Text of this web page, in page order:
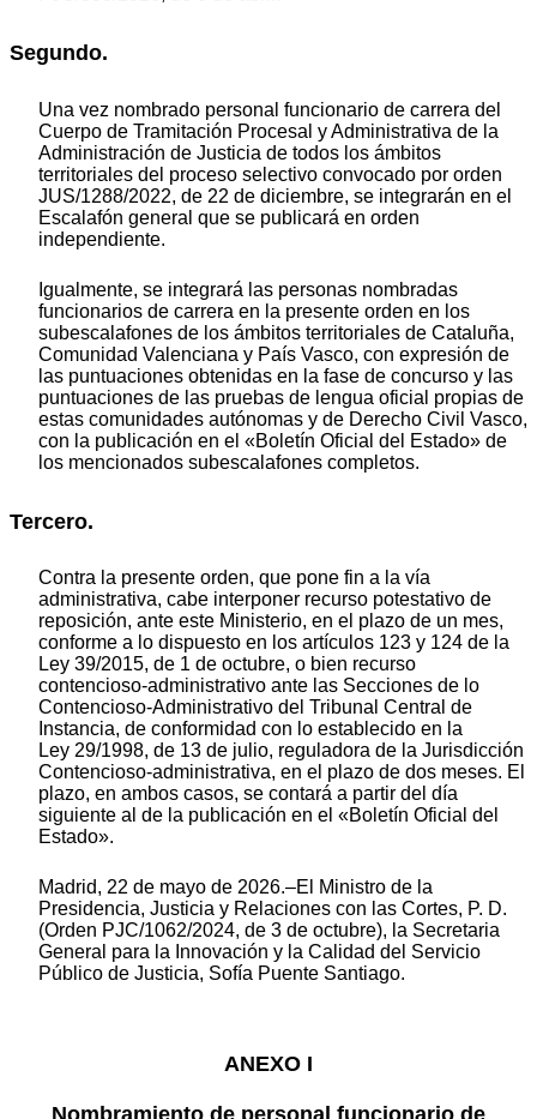
Segundo.
Una vez nombrado personal funcionario de carrera del
Cuerpo de Tramitación Procesal y Administrativa de la
Administración de Justicia de todos los ámbitos
territoriales del proceso selectivo convocado por orden
JUS/1288/2022, de 22 de diciembre, se integrarán en el
Escalafón general que se publicará en orden
independiente.
Igualmente, se integrará las personas nombradas
funcionarios de carrera en la presente orden en los
subescalafones de los ámbitos territoriales de Cataluña,
Comunidad Valenciana y País Vasco, con expresión de
las puntuaciones obtenidas en la fase de concurso y las
puntuaciones de las pruebas de lengua oficial propias de
estas comunidades autónomas y de Derecho Civil Vasco,
con la publicación en el «Boletín Oficial del Estado» de
los mencionados subescalafones completos.
Tercero.
Contra la presente orden, que pone fin a la vía
administrativa, cabe interponer recurso potestativo de
reposición, ante este Ministerio, en el plazo de un mes,
conforme a lo dispuesto en los artículos 123 y 124 de la
Ley 39/2015, de 1 de octubre, o bien recurso
contencioso-administrativo ante las Secciones de lo
Contencioso-Administrativo del Tribunal Central de
Instancia, de conformidad con lo establecido en la
Ley 29/1998, de 13 de julio, reguladora de la Jurisdicción
Contencioso-administrativa, en el plazo de dos meses. El
plazo, en ambos casos, se contará a partir del día
siguiente al de la publicación en el «Boletín Oficial del
Estado».
Madrid, 22 de mayo de 2026.–El Ministro de la
Presidencia, Justicia y Relaciones con las Cortes, P. D.
(Orden PJC/1062/2024, de 3 de octubre), la Secretaria
General para la Innovación y la Calidad del Servicio
Público de Justicia, Sofía Puente Santiago.
ANEXO I
Nombramiento de personal funcionario de